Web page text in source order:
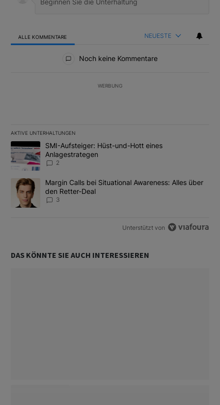
ALLE KOMMENTARE NEUESTE
Noch keine Kommentare
WERBUNG
AKTIVE UNTERHALTUNGEN
Das Folgende ist eine Liste der am meisten kommentierten
Ein Trendartikel mit dem Titel "SMI-Aufsteiger: Hüst-und-Hott
SMI-Aufsteiger: Hüst-und-Hott eines
Anlagestrategen
2
Ein Trendartikel mit dem Titel "Margin Calls bei Situational
Margin Calls bei Situational Awareness: Alles über
den Retter-Deal
3
Unterstützt von
DAS KÖNNTE SIE AUCH INTERESSIEREN